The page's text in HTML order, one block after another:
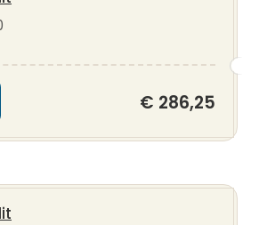
€ 286,25